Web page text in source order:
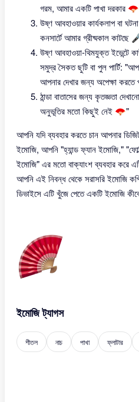
গরম, আমার একটি পাখা দরকার
উষ্ণ আবহাওয়ার কার্যকলাপ বা
কনসার্টে আমার গ্রীষ্মকাল
উষ্ণ আবহাওয়া-থিমযুক্ত ইভেন্টে
সমুদ্র সৈকত ছুটি বা পুল পার্টি:
আপনার দেখার জন্য অপেক্ষা করতে
ঠান্ডা বাতাসের জন্য কৃতজ্ঞতা
অনুভূতির মতো কিছুই নেই 🪭"
আপনি যদি ব্যবহার করতে চান আপনার
ইমোজি, আপনি "হ্যান্ড ফ্যান ইমোজি,"
ইমোজি" এর মতো বাক্যাংশ ব্যবহার করে
আপনি এই নিবন্ধ থেকে সরাসরি ইমোজি
ডিভাইসে এটি খুঁজে পেতে একটি ইমোজি
ইমোজি ট্যাগস
শীতল নাচ পাখা ফ্লাটার